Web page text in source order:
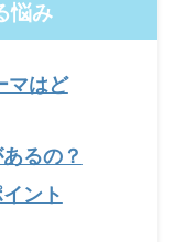
悩み
マはど
るの？
ント